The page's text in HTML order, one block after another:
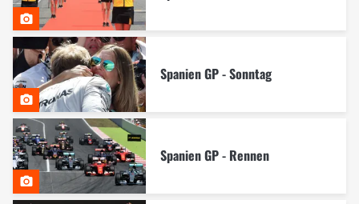
Spanien GP - Sonntag
Spanien GP - Rennen